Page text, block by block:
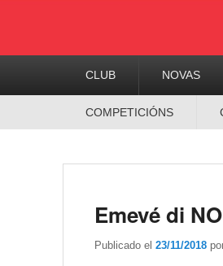
CLUB NOVAS
COMPETICIÓNS
Emevé di
Publicado el 23/11/2018